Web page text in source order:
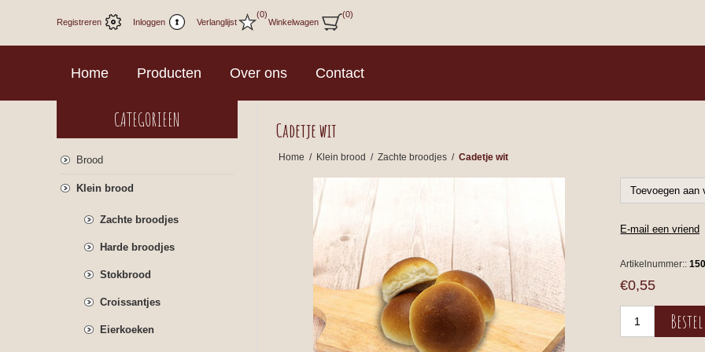
Registreren Inloggen Verlanglijst
(0)
Winkelwagen
(0)
Home Producten Over ons Contact
Cadetje wit
Home / Klein brood / Zachte broodjes / Cadetje wit
Artikelnummer::
€0,55
CATEGORIEEN
Brood
Klein brood
Zachte broodjes
Harde broodjes
Stokbrood
Croissantjes
Eierkoeken